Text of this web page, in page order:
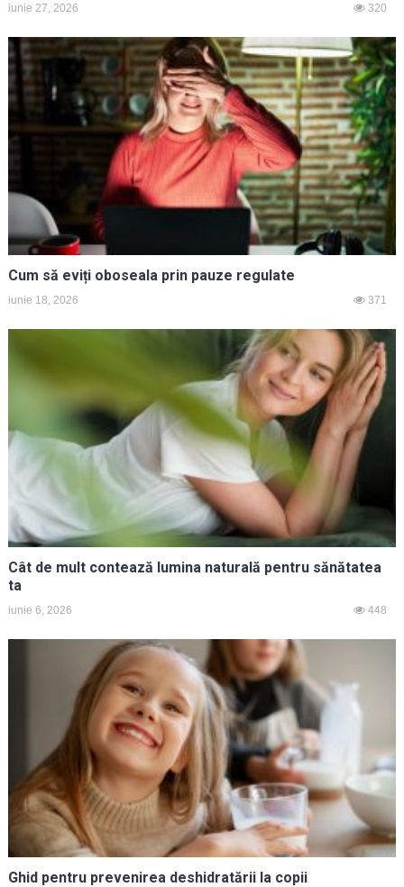
iunie 27, 2026 320
Cum să eviți oboseala prin pauze regulate
iunie 18, 2026 371
Cât de mult contează lumina naturală pentru sănătatea
ta
iunie 6, 2026 448
Ghid pentru prevenirea deshidratării la copii